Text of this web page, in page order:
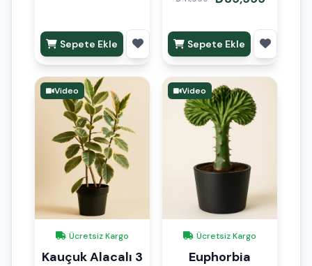
Sepete Ekle
160cm
Sepete Ekle
Video
Ücretsiz Kargo
Kauçuk Alacalı 3
Video
Ücretsiz Kargo
Euphorbia